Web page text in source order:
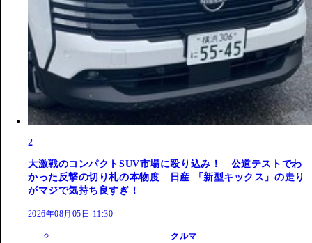
2
大激戦のコンパクトSUV市場に殴り込み！ 公道テストでわ
かった反撃の切り札の本物度 日産 「新型キックス」の走り
がマジで気持ち良すぎ！
2026年08月05日 11:30
クルマ